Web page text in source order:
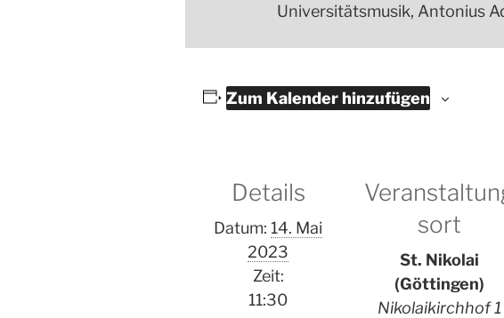
Universitätsmusik, Antonius
Zum Kalender hinzufügen
Details
Datum: 14. Mai
2023
Zeit:
11:30
sort
St. Nikolai
(Göttingen)
Nikolaikirchhof 1